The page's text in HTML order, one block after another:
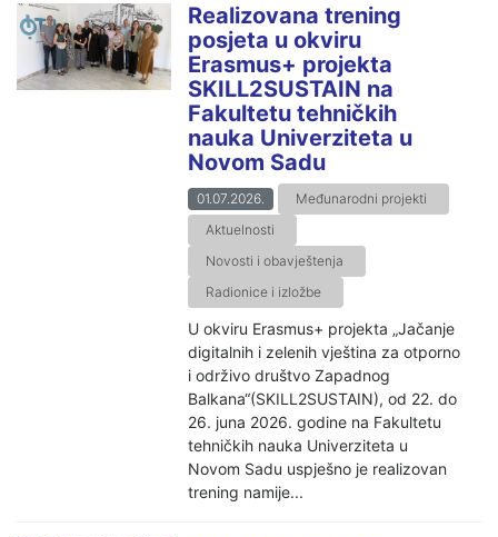
Realizovana trening
posjeta u okviru
Erasmus+ projekta
SKILL2SUSTAIN na
Fakultetu tehničkih
nauka Univerziteta u
Novom Sadu
01.07.2026.
Međunarodni projekti
Aktuelnosti
Novosti i obavještenja
Radionice i izložbe
U okviru Erasmus+ projekta „Jačanje
digitalnih i zelenih vještina za otporno
i održivo društvo Zapadnog
Balkana“(SKILL2SUSTAIN), od 22. do
26. juna 2026. godine na Fakultetu
tehničkih nauka Univerziteta u
Novom Sadu uspješno je realizovan
trening namije...